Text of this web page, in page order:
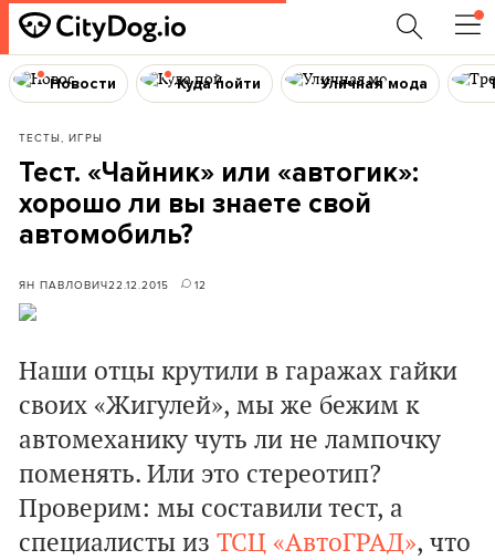
Новости Куда пойти Уличная мода
ТЕСТЫ, ИГРЫ
Тест. «Чайник» или «автогик»:
хорошо ли вы знаете свой
автомобиль?
ЯН ПАВЛОВИЧ22.12.2015 12
Наши отцы крутили в гаражах гайки
своих «Жигулей», мы же бежим к
автомеханику чуть ли не лампочку
поменять. Или это стереотип?
Проверим: мы составили тест, а
специалисты из ТСЦ «АвтоГРАД», что